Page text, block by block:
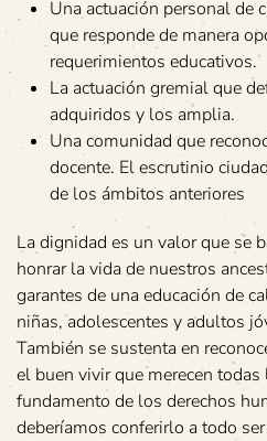
Una actuación personal de
que responde de manera
requerimientos educativos.
La actuación gremial que
adquiridos y los amplia.
Una comunidad que
docente. El escrutinio
de los ámbitos anteriores
La dignidad es un valor que se
honrar la vida de nuestros
garantes de una educación de
niñas, adolescentes y adultos
También se sustenta en
el buen vivir que merecen
fundamento de los derechos
deberíamos conferirlo a todo